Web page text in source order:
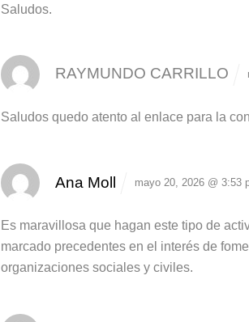
Saludos.
RAYMUNDO CARRILLO
Saludos quedo atento al enlace para la
Ana Moll mayo 20, 2026 @ 3:53
Es maravillosa que hagan este tipo de
marcado precedentes en el interés de
organizaciones sociales y civiles.